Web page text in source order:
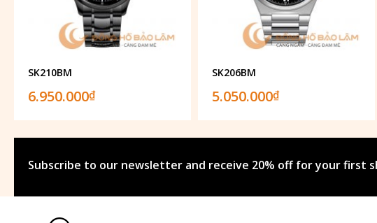
SK210BM
6.950.000₫
SK206BM
5.050.000₫
Subscribe to our newsletter and receive 20% off for your first